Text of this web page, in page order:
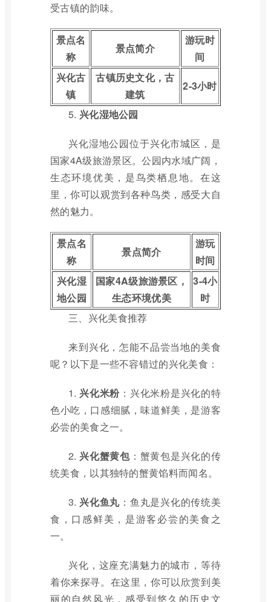
受古镇的韵味。
景点名
称
景点简介
游玩时
间
兴化古
镇
古镇历史文化，古
建筑
2-3小时
5. 兴化湿地公园
兴化湿地公园位于兴化市城区，是
国家4A级旅游景区。公园内水域广阔，
生态环境优美，是鸟类栖息地。在这
里，你可以观赏到各种鸟类，感受大自
然的魅力。
景点名
称
景点简介
游玩
时间
兴化湿
地公园
国家4A级旅游景区，
生态环境优美
3-4小
时
三、兴化美食推荐
来到兴化，怎能不品尝当地的美食
呢？以下是一些不容错过的兴化美食：
1. 兴化米粉 ：兴化米粉是兴化的特
色小吃，口感细腻，味道鲜美，是游客
必尝的美食之一。
2. 兴化蟹黄包：蟹黄包是兴化的传
统美食，以其独特的蟹黄馅料而闻名。
3. 兴化鱼丸 ：鱼丸是兴化的传统美
食，口感鲜美，是游客必尝的美食之
一。
兴化，这座充满魅力的城市，等待
着你来探寻。在这里，你可以欣赏到美
丽的自然风光，感受到悠久的历史文